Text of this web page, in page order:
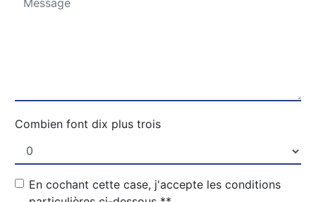
Combien font dix plus trois
En cochant cette case, j'accepte les conditions